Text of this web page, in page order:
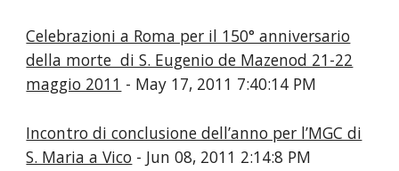
Celebrazioni a Roma per il 150° anniversario
della morte di S. Eugenio de Mazenod 21-22
maggio 2011 - May 17, 2011 7:40:14 PM
Incontro di conclusione dell’anno per l’MGC di
S. Maria a Vico - Jun 08, 2011 2:14:8 PM